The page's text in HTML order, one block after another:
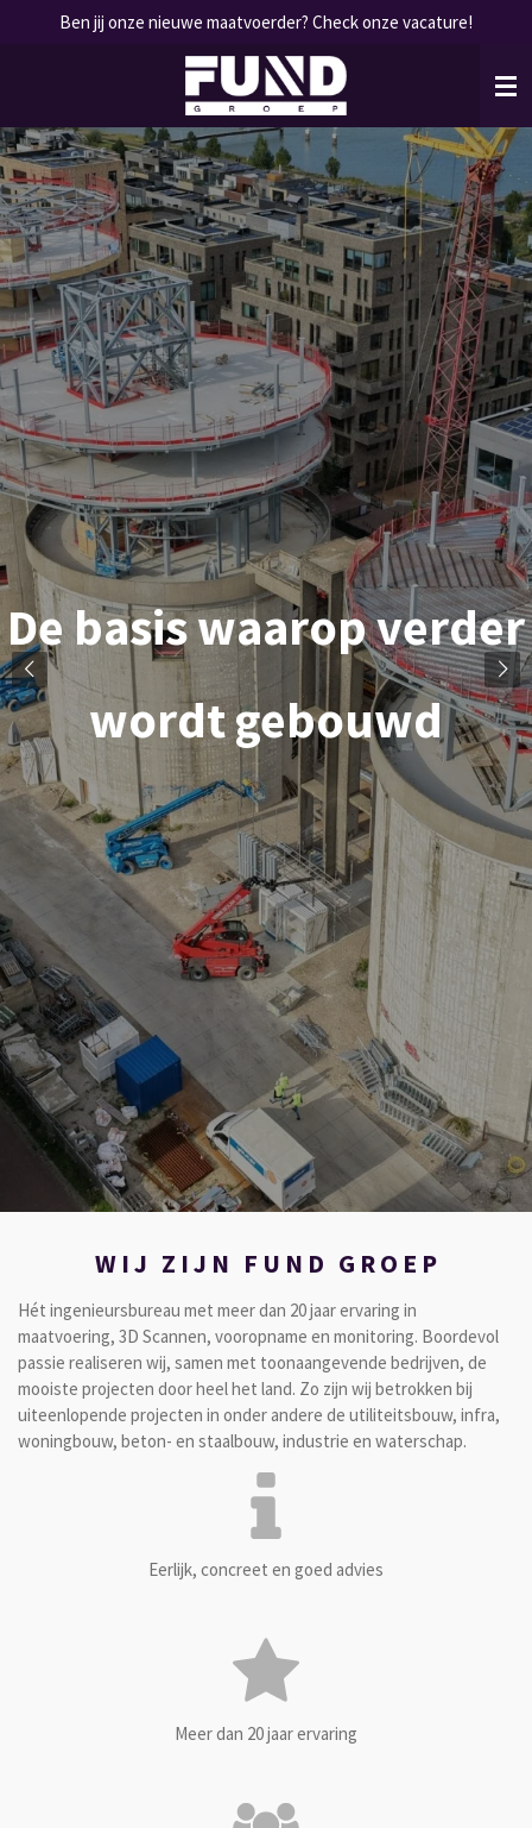
hoofdinhoud
Ben jij onze nieuwe maatvoerder? Check onze vacature!
De basis waarop verder
wordt gebouwd
W I J Z I J N F U N D G R O E P
Hét ingenieursbureau met meer dan 20 jaar ervaring in
maatvoering, 3D Scannen, vooropname en monitoring. Boordevol
passie realiseren wij, samen met toonaangevende bedrijven, de
mooiste projecten door heel het land. Zo zijn wij betrokken bij
uiteenlopende projecten in onder andere de utiliteitsbouw, infra,
woningbouw, beton- en staalbouw, industrie en waterschap.
Eerlijk, concreet en goed advies
Meer dan 20 jaar ervaring